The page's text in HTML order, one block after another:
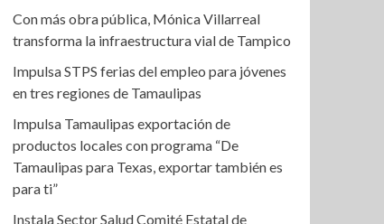
Con más obra pública, Mónica Villarreal
transforma la infraestructura vial de Tampico
Impulsa STPS ferias del empleo para jóvenes
en tres regiones de Tamaulipas
Impulsa Tamaulipas exportación de
productos locales con programa “De
Tamaulipas para Texas, exportar también es
para ti”
Instala Sector Salud Comité Estatal de